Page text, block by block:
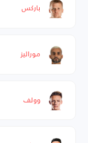
باركس
موراليز
وولف